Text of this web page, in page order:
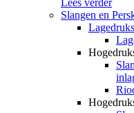
Slangen en